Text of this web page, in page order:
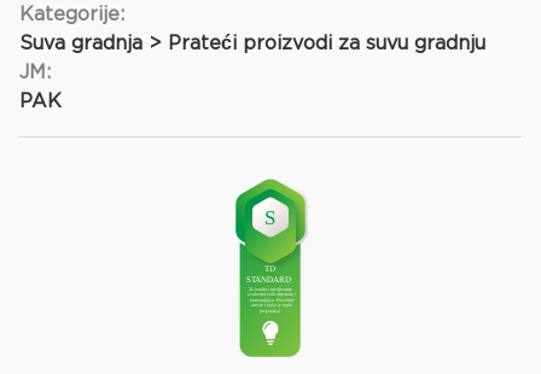
Kategorije:
Suva gradnja > Prateći proizvodi za suvu gradnju
JM:
PAK